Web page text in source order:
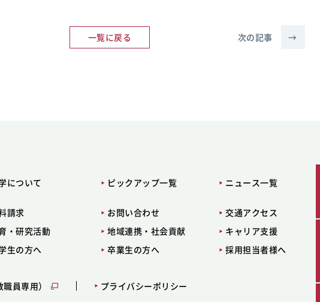
一覧に戻る 次の記事 →
について ピックアップ一覧 ニュース一覧
請求 お問い合わせ
交通アクセス
・研究活動 地域連携・社会貢献
キャリア支援
生の方へ 卒業生の方へ 採用担当者様へ
員専用） プライバシーポリシー